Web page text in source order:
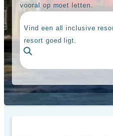
Sindbad
Club
The
Ibiza
Populaire
hotelketens
Melia
Hotels
&
vooral op moet letten.
Vind een all inclusive
resort goed ligt.